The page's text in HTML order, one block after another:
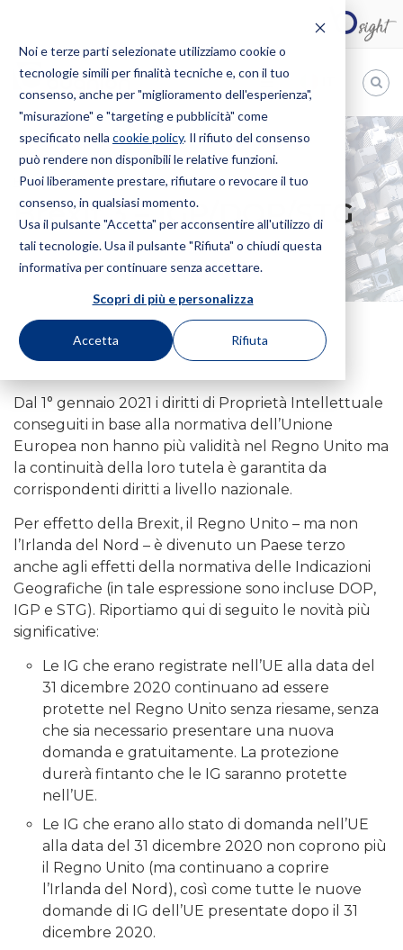
Noi e terze parti selezionate utilizziamo cookie o
tecnologie simili per finalità tecniche e, con il tuo
consenso, anche per "miglioramento dell'esperienza",
"misurazione" e "targeting e pubblicità" come
specificato nella cookie policy. Il rifiuto del consenso
può rendere non disponibili le relative funzioni.
Puoi liberamente prestare, rifiutare o revocare il tuo
consenso, in qualsiasi momento.
Usa il pulsante "Accetta" per acconsentire all'utilizzo di
tali tecnologie. Usa il pulsante "Rifiuta" o chiudi questa
informativa per continuare senza accettare.
Scopri di più e personalizza
Accetta Rifiuta
Bugnion
The
way
HOME NEWS BREXIT 3 – IGP/DOP/STG
Brexit 3 – IGP/DOP/STG
7 Gennaio 2021
Dal 1° gennaio 2021 i diritti di Proprietà Intellettuale
conseguiti in base alla normativa dell’Unione
Europea non hanno più validità nel Regno Unito ma
la continuità della loro tutela è garantita da
corrispondenti diritti a livello nazionale.
Per effetto della Brexit, il Regno Unito – ma non
l’Irlanda del Nord – è divenuto un Paese terzo
anche agli effetti della normativa delle Indicazioni
Geografiche (in tale espressione sono incluse DOP,
IGP e STG). Riportiamo qui di seguito le novità più
significative:
Le IG che erano registrate nell’UE alla data del
31 dicembre 2020 continuano ad essere
protette nel Regno Unito senza riesame, senza
che sia necessario presentare una nuova
domanda e gratuitamente. La protezione
durerà fintanto che le IG saranno protette
nell’UE.
Le IG che erano allo stato di domanda nell’UE
alla data del 31 dicembre 2020 non coprono più
il Regno Unito (ma continuano a coprire
l’Irlanda del Nord), così come tutte le nuove
domande di IG dell’UE presentate dopo il 31
dicembre 2020.